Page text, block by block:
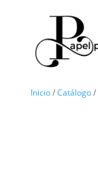
Inicio/Catálogo/